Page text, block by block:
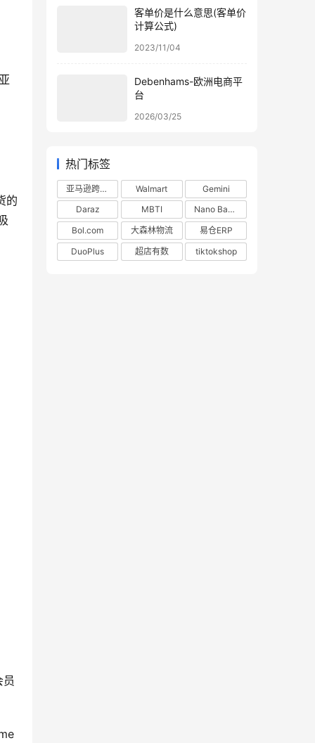
的
客单价是什么意思(客单价
计算公式)
2023/11/04
Debenhams-欧洲电商平
台
2026/03/25
热门标签
亚马逊跨境电商 Walmart
Gemini
Daraz
MBTI
Nano Banana
Bol.com
大森林物流
易仓ERP
DuoPlus
超店有数 tiktokshop